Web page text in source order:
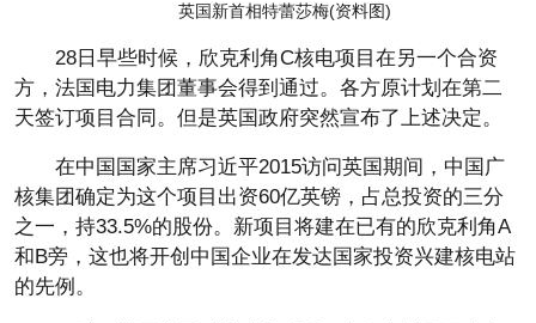
英国新首相特蕾莎梅(资料图)
28日早些时候，欣克利角C核电项目在另一个合资
方，法国电力集团董事会得到通过。各方原计划在第二
天签订项目合同。但是英国政府突然宣布了上述决定。
在中国国家主席习近平2015访问英国期间，中国广
核集团确定为这个项目出资60亿英镑，占总投资的三分
之一，持33.5%的股份。新项目将建在已有的欣克利角A
和B旁，这也将开创中国企业在发达国家投资兴建核电站
的先例。